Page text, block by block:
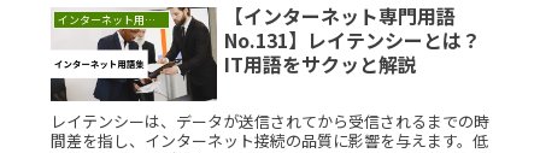
インターネット用語集
【インターネット専門用語
No.131】レイテンシーとは？
IT用語をサクッと解説
レイテンシーは、データが送信されてから受信されるまでの時
間差を指し、インターネット接続の品質に影響を与えます。低